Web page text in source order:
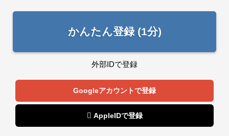
かんたん登録 (1分)
外部IDで登録
Googleアカウントで登録
 AppleIDで登録